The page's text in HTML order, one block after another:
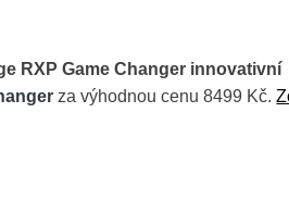
RXP Game Changer innovativní
za výhodnou cenu 8499 Kč.